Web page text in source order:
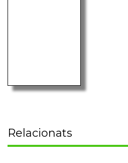
Relacionats